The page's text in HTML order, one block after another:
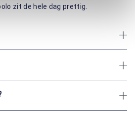
zit de hele dag prettig.